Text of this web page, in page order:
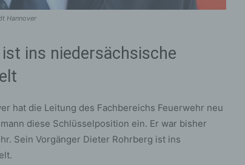
Hannover
ins niedersächsische
hat die Leitung des Fachbereichs Feuerwehr neu
diese Schlüsselposition ein. Er war bisher
Sein Vorgänger Dieter Rohrberg ist ins